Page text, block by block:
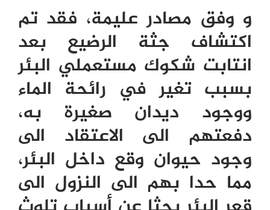
و وفق مصادر عليمة، فقد تم
اكتشاف جثة الرضيع بعد
انتابت شكوك مستعملي البئر
بسبب تغير في رائحة الماء
ووجود ديدان صغيرة به،
دفعتهم الى الاعتقاد الى
وجود حيوان وقع داخل البئر،
مما حدا بهم الى النزول الى